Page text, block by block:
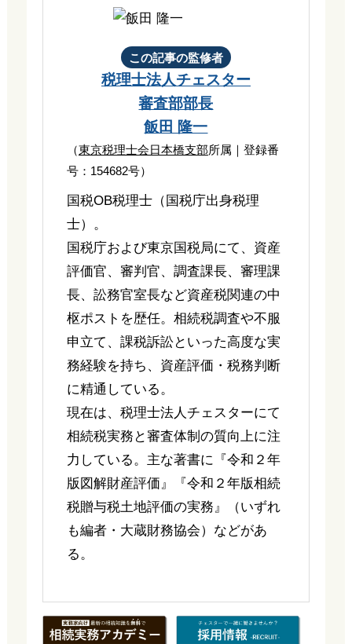
この記事の監修者
税理士法人チェスター
審査部部長
飯田 隆一
（東京税理士会日本橋支部所属｜登録番
号：154682号）
国税OB税理士（国税庁出身税理
士）。
国税庁および東京国税局にて、資産
評価官、審判官、調査課長、審理課
長、訟務官室長など資産税関連の中
枢ポストを歴任。相続税調査や不服
申立て、課税訴訟といった高度な実
務経験を持ち、資産評価・税務判断
に精通している。
現在は、税理士法人チェスターにて
相続税実務と審査体制の質向上に注
力している。主な著書に『令和２年
版図解財産評価』『令和２年版相続
税贈与税土地評価の実務』（いずれ
も編者・大蔵財務協会）などがあ
る。